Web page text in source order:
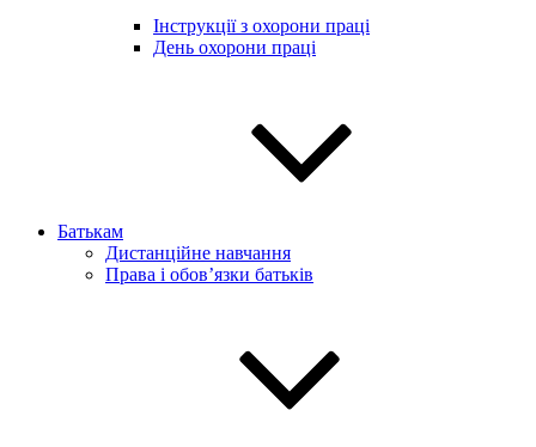
Інструкції з охорони праці
День охорони праці
Батькам
Дистанційне навчання
Права і обов’язки батьків